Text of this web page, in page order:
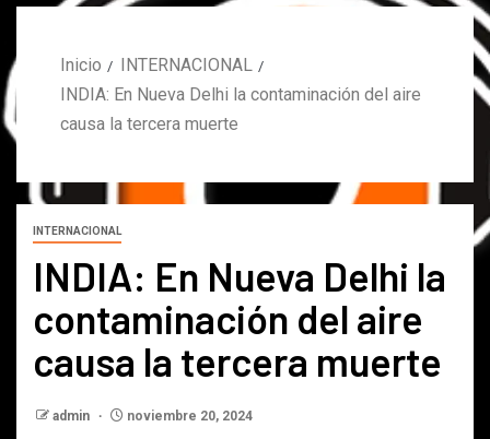
Inicio
INTERNACIONAL
INDIA: En Nueva Delhi la contaminación del aire
causa la tercera muerte
INTERNACIONAL
INDIA: En Nueva Delhi la
contaminación del aire
causa la tercera muerte
admin noviembre 20, 2024